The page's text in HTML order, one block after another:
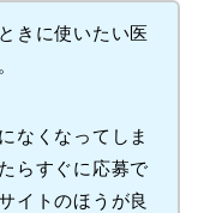
きに使いたい医
なくなってしま
らすぐに応募で
イトのほうが良